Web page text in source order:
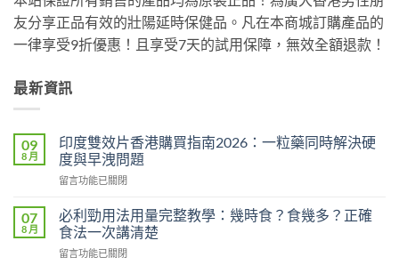
友分享正品有效的壯陽延時保健品。凡在本商城訂購產品的
一律享受9折優惠！且享受7天的試用保障，無效全額退款！
最新資訊
09
8 月
印度雙效片香港購買指南2026：一粒藥同時解決硬
度與早洩問題
在
度
雙
效
片
留言功能已關閉
07
8 月
必利勁用法用量完整教學：幾時食？食幾多？正確
食法一次講清楚
在
留言功能已關閉